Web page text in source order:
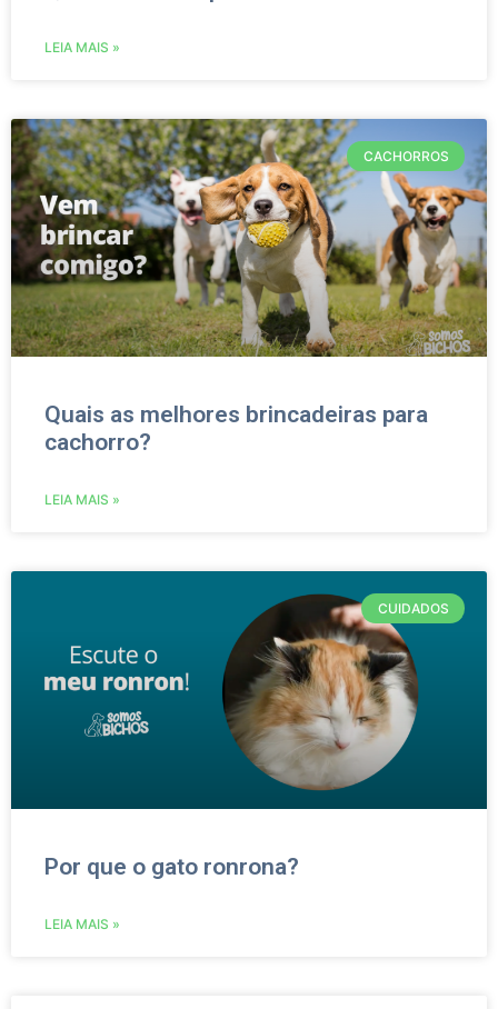
LEIA MAIS »
CACHORROS
Quais as melhores brincadeiras para
cachorro?
LEIA MAIS »
CUIDADOS
Por que o gato ronrona?
LEIA MAIS »